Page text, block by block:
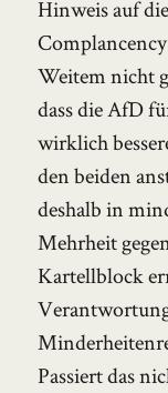
Hinweis auf
Weitem nicht
dass die AfD
wirklich
den beiden
deshalb in
Mehrheit
Kartellblock
Passiert das